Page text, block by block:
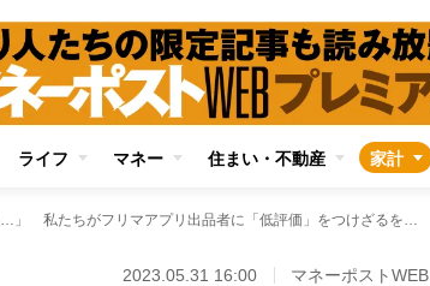
ライフ マネー 住まい・不動産 家計
「この梱包はないでしょう…」 私たちがフリマアプリ出品者に「低評価」をつけざるを得ない事情
2023.05.31 16:00 マネーポストWEB